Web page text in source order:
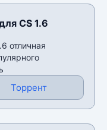
CS 1.6
отличная
Торрент